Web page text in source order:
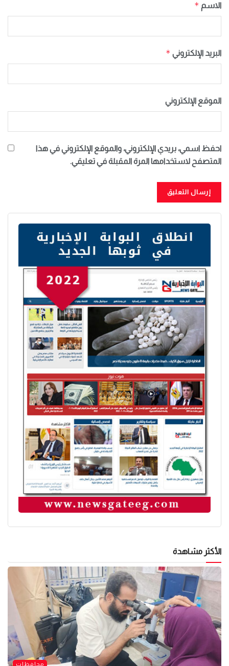
الاسم*
البريد الإلكتروني*
الموقع الإلكتروني
احفظ اسمي، بريدي الإلكتروني، والموقع الإلكتروني في هذا
المتصفح لاستخدامها المرة المقبلة في تعليقي.
الأكثر مشاهدة
محافظات